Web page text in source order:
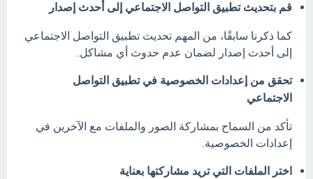
قم بتحديث تطبيق التواصل الاجتماعي إلى أحدث إصدار
كما ذكرنا سابقًا، من المهم تحديث تطبيق التواصل الاجتماعي
إلى أحدث إصدار لضمان عدم حدوث أي مشاكل.
تحقق من إعدادات الخصوصية في تطبيق التواصل
الاجتماعي
تأكد من السماح بمشاركة الصور والملفات مع الآخرين في
إعدادات الخصوصية.
اختر الملفات التي تريد مشاركتها بعناية